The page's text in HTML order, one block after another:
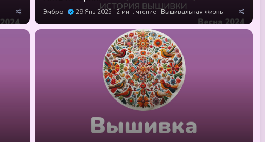
Эмбро 29 Янв 2025 2 мин. чтение Вышивальная жизнь